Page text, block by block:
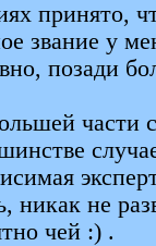
принято,
звание у
позади
части
никак не
чей :) .